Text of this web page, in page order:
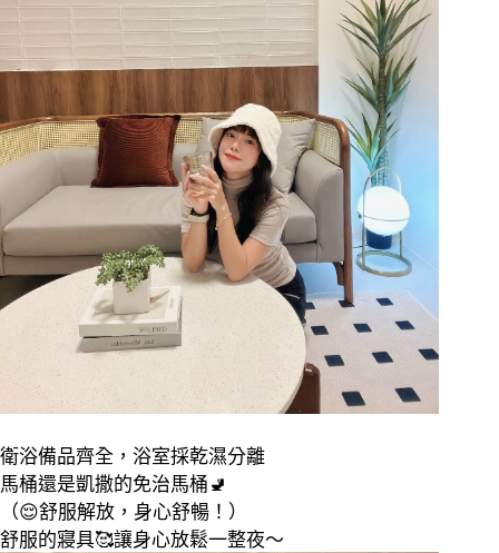
衛浴備品齊全，浴室採乾濕分離
馬桶還是凱撒的免治馬桶 🚽
（😌舒服解放，身心舒暢！）
舒服的寢具🥰讓身心放鬆一整夜～